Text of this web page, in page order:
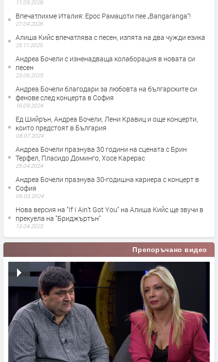
11.05.2026
Впечатлихме Италия: Ерос Рамацоти пее „Bangaranga“!
27.04.2026
Алиша Кийс впечатлява с песен, изпята на два чужди езика
25.11.2025
Андреа Бочели с изненадваща колаборация в новата си
песен
23.06.2025
Андреа Бочели благодари за любовта на българските си
фенове след концерта в София
16.09.2024
Ед Шийрън, Андреа Бочели, Лени Кравиц и още концерти,
които предстоят в България
08.07.2024
Андреа Бочели празнува 30 години на сцената с Брин
Терфел, Пласидо Доминго, Хосе Карерас
25.04.2024
Андреа Бочели празнува 30-годишна кариера с концерт в
София
06.03.2024
Нова версия на "If I Ain't Got You" на Алиша Кийс ще звучи в
прекуела на "Бриджъртън"
13.04.2023
Препоръчано видео